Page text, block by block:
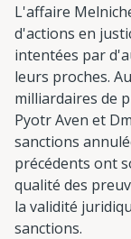
L'affaire
d'actions en
intentées par
leurs proches.
milliardaires de
Pyotr Aven et
sanctions
précédents ont
qualité des
la validité
sanctions.